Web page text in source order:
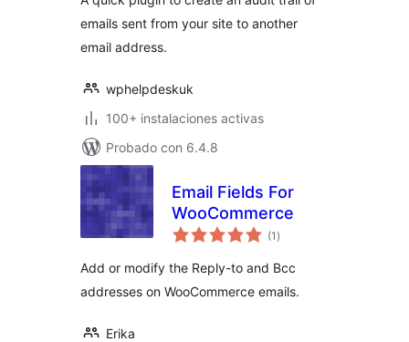
emails sent from your site to another
email address.
wphelpdeskuk
100+ instalaciones activas
Probado con 6.4.8
Email Fields For
WooCommerce
(1 total
de
)
Add or modify the Reply-to and Bcc
addresses on WooCommerce emails.
Erika